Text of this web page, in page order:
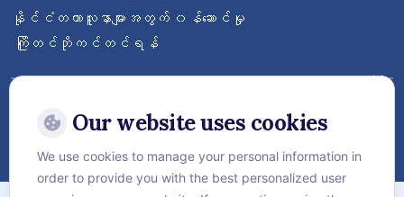
နိုင်ငံတကာလူနာများအတွက် ၀န်ဆောင်မှု
ကြိုတင်ဘိုကင်တင်ရန်
ဝေ့ဌာနီနိုင်ငံတကာဆေးရုံကြီးကို follow လုပ်
ထားပါ
Our website uses cookies
We use cookies to manage your personal information in
order to provide you with the best personalized user